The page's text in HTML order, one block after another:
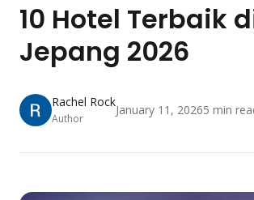
10 Hotel Terbaik
Jepang 2026
Rachel Rock
Author
January 11, 20265 min